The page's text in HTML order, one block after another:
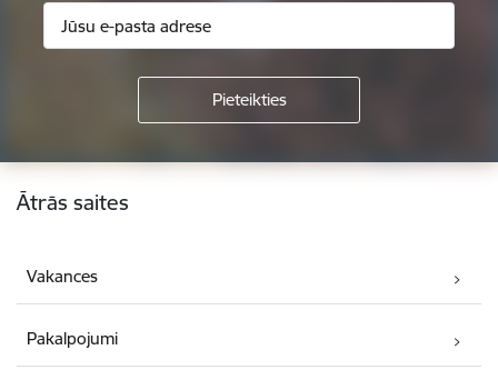
Kājene
Ātrās saites
Vakances
Pakalpojumi